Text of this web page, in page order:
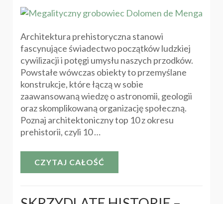
Architektura prehistoryczna stanowi
fascynujące świadectwo początków ludzkiej
cywilizacji i potęgi umysłu naszych przodków.
Powstałe wówczas obiekty to przemyślane
konstrukcje, które łączą w sobie
zaawansowaną wiedzę o astronomii, geologii
oraz skomplikowaną organizację społeczną.
Poznaj architektoniczny top 10 z okresu
prehistorii, czyli 10 …
CZYTAJ CAŁOŚĆ